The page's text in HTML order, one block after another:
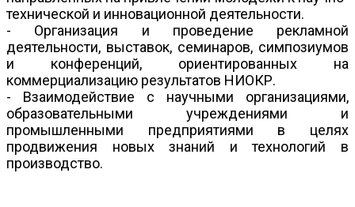
технической и инновационной деятельности.
- Организация и проведение рекламной
деятельности, выставок, семинаров, симпозиумов
и конференций, ориентированных на
коммерциализацию результатов НИОКР.
- Взаимодействие с научными организациями,
образовательными учреждениями и
промышленными предприятиями в целях
продвижения новых знаний и технологий в
производство.